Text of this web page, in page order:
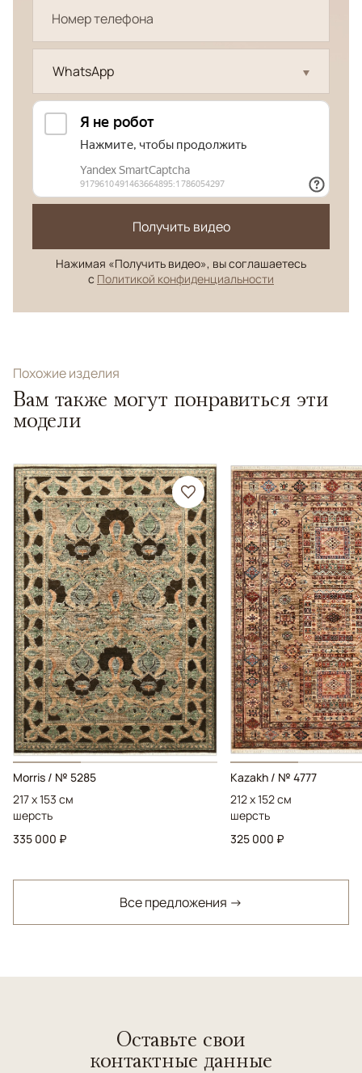
WhatsApp
Получить видео
Нажимая «Получить видео», вы соглашаетесь
с Политикой конфиденциальности
Похожие изделия
Вам также могут понравиться эти
модели
Morris / № 5285
217 x 153 см
шерсть
335 000 ₽
Kazakh / № 4777
212 x 152 см
шерсть
325 000 ₽
Все предложения →
Оставьте свои
контактные данные